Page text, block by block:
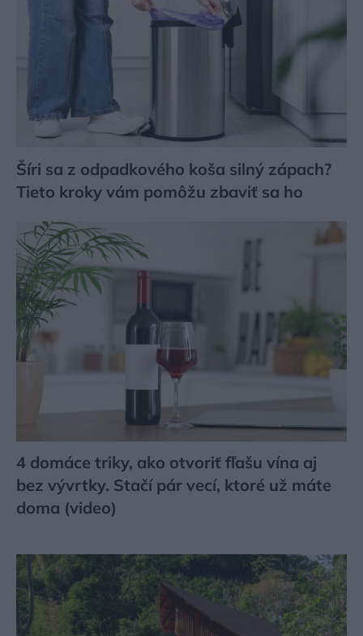
Šíri sa z odpadkového koša silný zápach?
Tieto kroky vám pomôžu zbaviť sa ho
4 domáce triky, ako otvoriť fľašu vína aj
bez vývrtky. Stačí pár vecí, ktoré už máte
doma (video)